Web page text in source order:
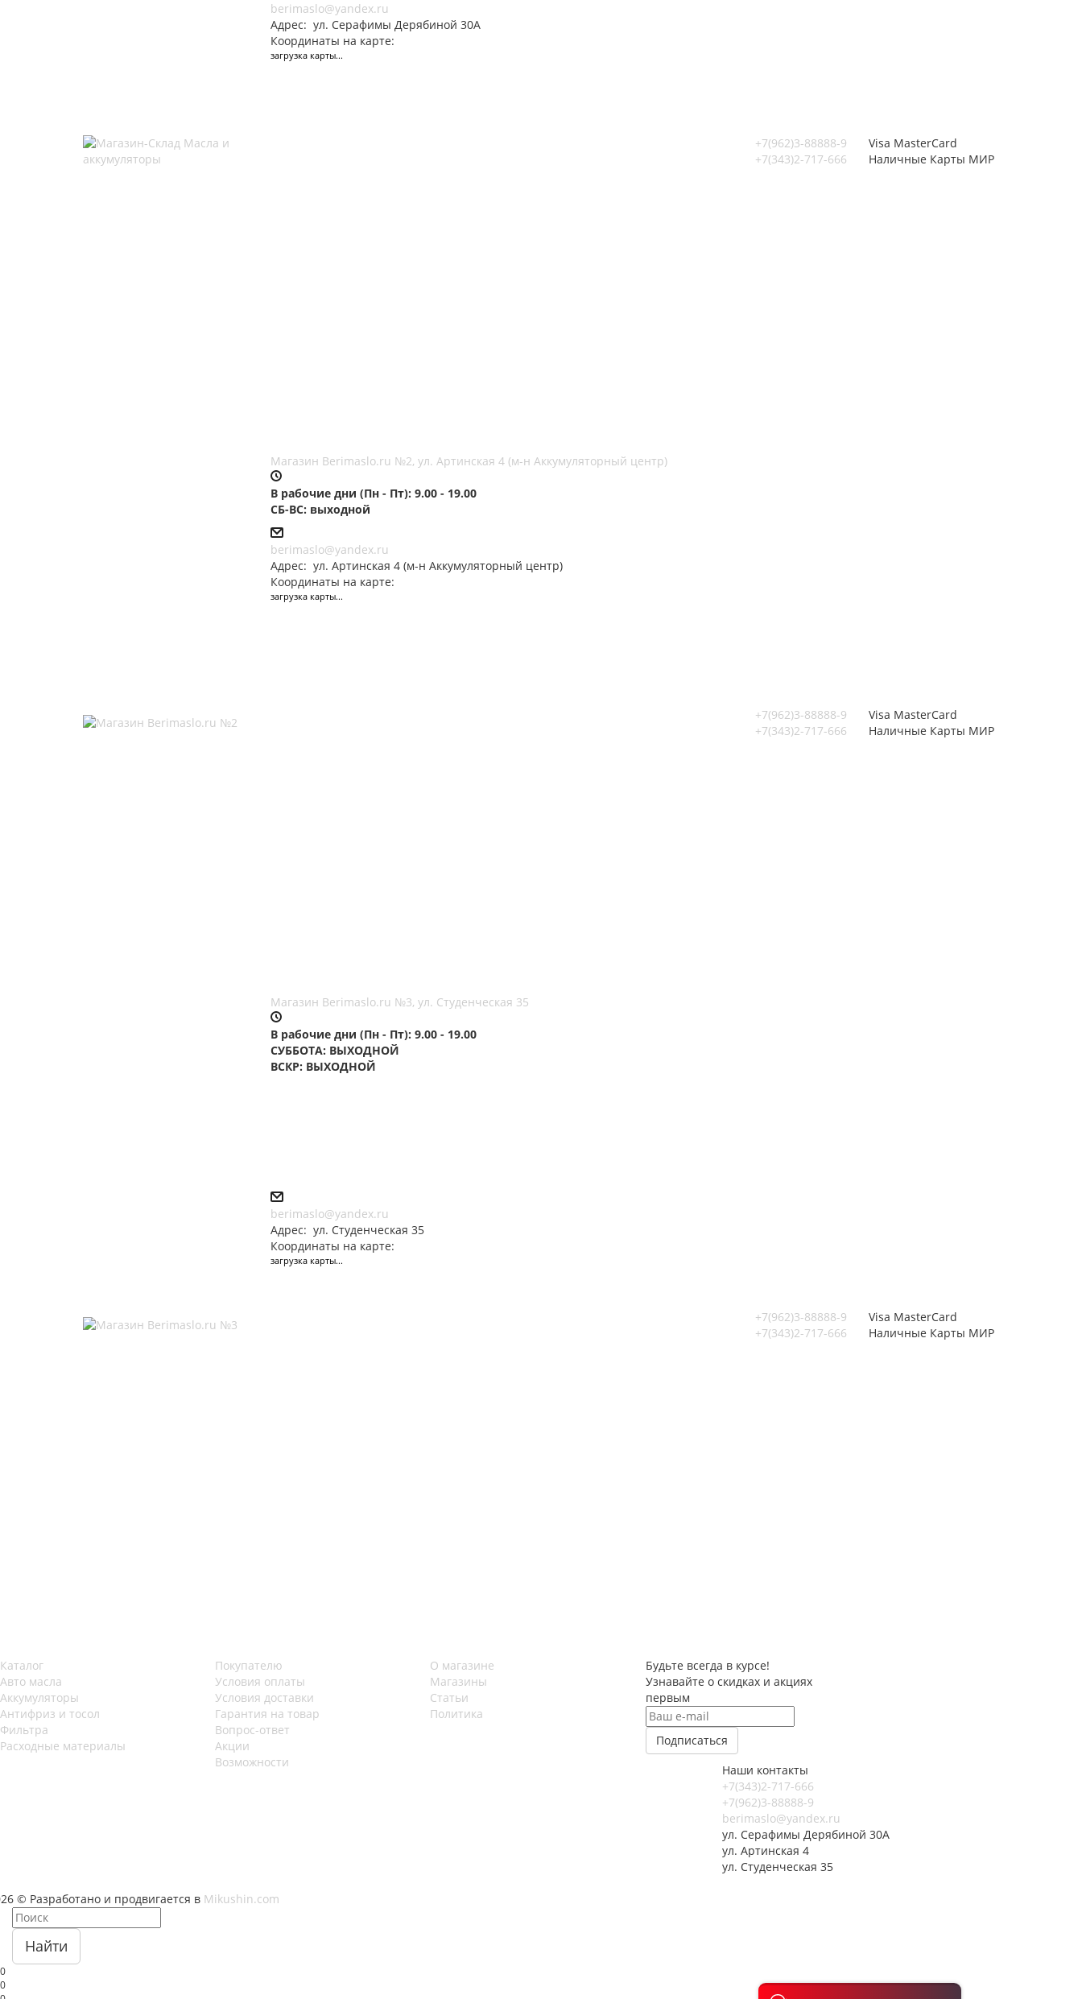
berimaslo@yandex.ru
Адрес: ул. Серафимы Дерябиной 30А
Координаты на карте:
загрузка карты...
+7(962)3-88888-9
+7(343)2-717-666
Visa MasterCard
Наличные Карты МИР
Магазин Berimaslo.ru №2, ул. Артинская 4 (м-н Аккумуляторный центр)
В рабочие дни (Пн - Пт): 9.00 - 19.00
СБ-ВС: выходной
berimaslo@yandex.ru
Адрес: ул. Артинская 4 (м-н Аккумуляторный центр)
Координаты на карте:
загрузка карты...
+7(962)3-88888-9
+7(343)2-717-666
Visa MasterCard
Наличные Карты МИР
Магазин Berimaslo.ru №3, ул. Студенческая 35
В рабочие дни (Пн - Пт): 9.00 - 19.00
СУББОТА: ВЫХОДНОЙ
ВСКР: ВЫХОДНОЙ
berimaslo@yandex.ru
Адрес: ул. Студенческая 35
Координаты на карте:
загрузка карты...
+7(962)3-88888-9
+7(343)2-717-666
Visa MasterCard
Наличные Карты МИР
Каталог
Авто масла
Аккумуляторы
Антифриз и тосол
Фильтра
Расходные материалы
Покупателю
Условия оплаты
Условия доставки
Гарантия на товар
Вопрос-ответ
Акции
Возможности
О магазине
Магазины
Статьи
Политика
Будьте всегда в курсе!
Узнавайте о скидках и акциях
первым
Наши контакты
+7(343)2-717-666
+7(962)3-88888-9
berimaslo@yandex.ru
ул. Серафимы Дерябиной 30А
ул. Артинская 4
ул. Студенческая 35
© Разработано и продвигается в Mikushin.com
Найти
0
0